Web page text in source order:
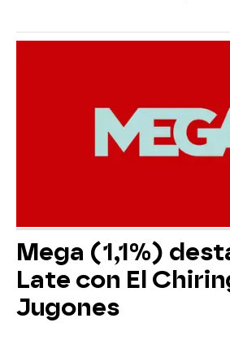
Mega (1,1%)
Late con El
Jugones